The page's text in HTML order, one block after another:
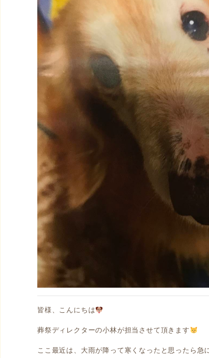
皆様、こんにちは
葬祭ディレクターの小林が担当させて頂きます
ここ最近は、大雨が降って寒くなったと思ったら急